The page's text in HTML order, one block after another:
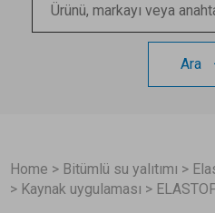
Ara
Home > Bitümlü su yalıtımı >
> Kaynak uygulaması >